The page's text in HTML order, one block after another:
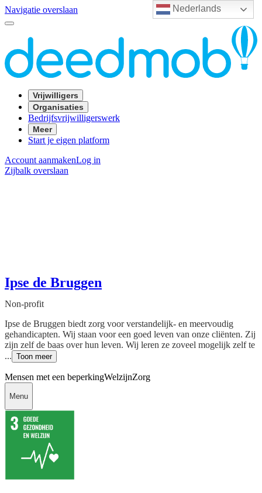
Nederlands
Navigatie overslaan
Vrijwilligers
Organisaties
Bedrijfsvrijwilligerswerk
Meer
Start je eigen platform
Account aanmakenLog in
Zijbalk overslaan
Ipse de Bruggen
Non-profit
Ipse de Bruggen biedt zorg voor verstandelijk- en meervoudig
gehandicapten. Wij staan voor een goed leven van onze cliënten. Zij
zijn zelf de baas over hun leven. Wij leren ze zoveel mogelijk zelf te
... Toon meer
Mensen met een beperkingWelzijnZorg
Menu